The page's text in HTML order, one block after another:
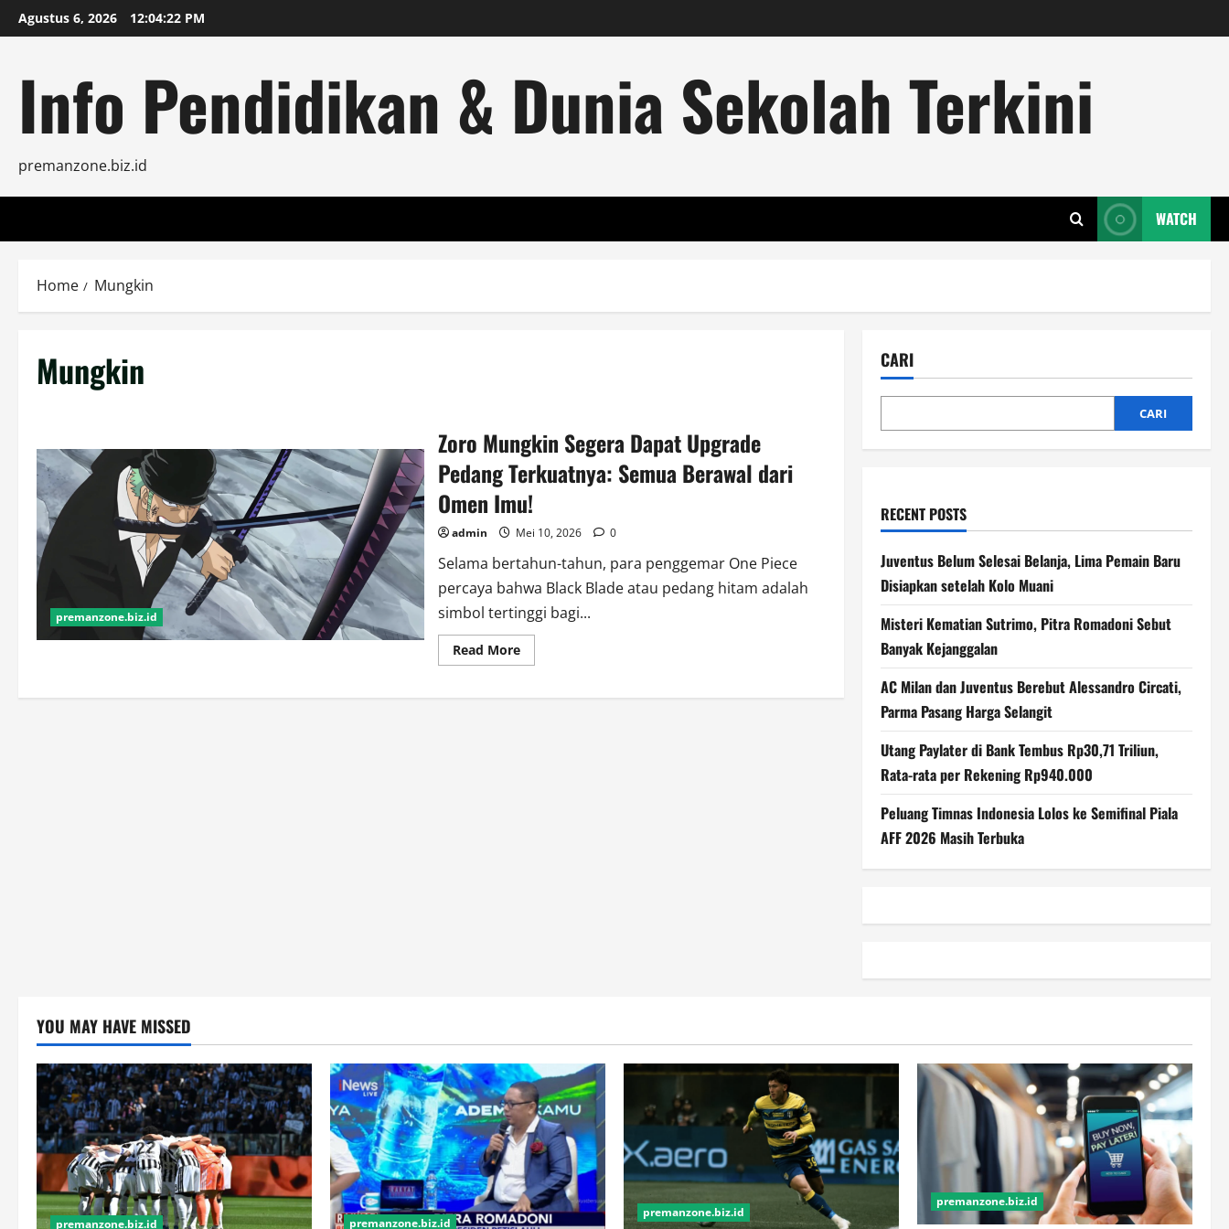
Skip
to
Agustus 6, 2026 12:04:23 PM
Info Pendidikan & Dunia Sekolah Terkini
premanzone.biz.id
WATCH
Home Mungkin
Mungkin
premanzone.biz.id
Zoro Mungkin Segera Dapat Upgrade
Pedang Terkuatnya: Semua Berawal dari
Omen Imu!
admin Mei 10, 2026 0
Selama bertahun-tahun, para penggemar One Piece
percaya bahwa Black Blade atau pedang hitam adalah
simbol tertinggi bagi...
Read MoreRead
more
Mungkin
CARI
CARI
RECENT POSTS
Juventus Belum Selesai Belanja, Lima Pemain Baru
Disiapkan setelah Kolo Muani
Misteri Kematian Sutrimo, Pitra Romadoni Sebut
Banyak Kejanggalan
AC Milan dan Juventus Berebut Alessandro Circati,
Parma Pasang Harga Selangit
Utang Paylater di Bank Tembus Rp30,71 Triliun,
Rata-rata per Rekening Rp940.000
Peluang Timnas Indonesia Lolos ke Semifinal Piala
AFF 2026 Masih Terbuka
YOU MAY HAVE MISSED
premanzone.biz.id premanzone.biz.id
premanzone.biz.id
premanzone.biz.id